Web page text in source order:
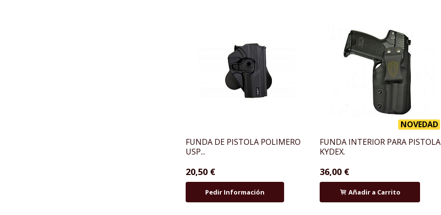
FUNDA DE PISTOLA POLIMERO
USP...
20,50 €
Pedir Información
NOVEDAD
FUNDA INTERIOR PARA PISTOLA
KYDEX.
36,00 €
Añadir a Carrito